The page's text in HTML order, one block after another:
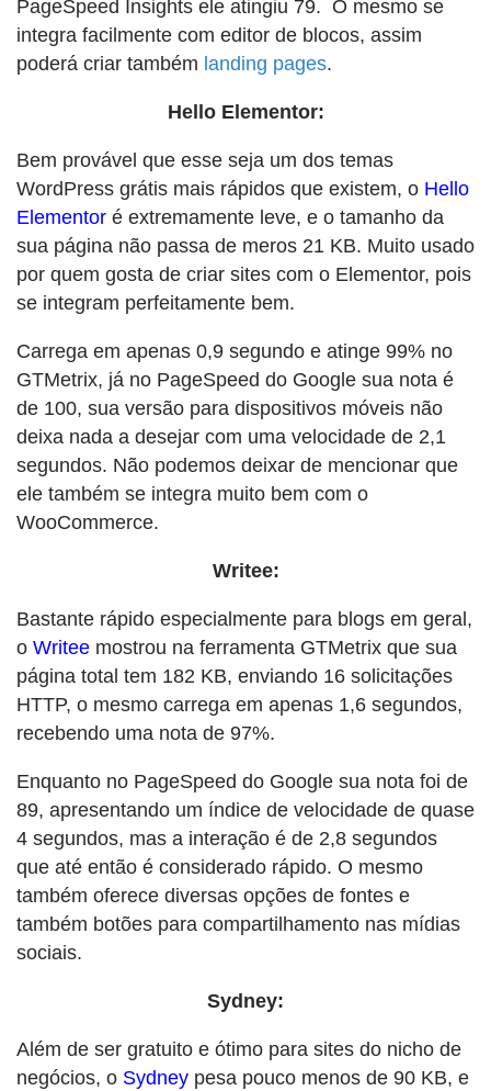
PageSpeed Insights ele atingiu 79. O mesmo se
integra facilmente com editor de blocos, assim
poderá criar também landing pages.
Hello Elementor:
Bem provável que esse seja um dos temas
WordPress grátis mais rápidos que existem, o Hello
Elementor é extremamente leve, e o tamanho da
sua página não passa de meros 21 KB. Muito usado
por quem gosta de criar sites com o Elementor, pois
se integram perfeitamente bem.
Carrega em apenas 0,9 segundo e atinge 99% no
GTMetrix, já no PageSpeed do Google sua nota é
de 100, sua versão para dispositivos móveis não
deixa nada a desejar com uma velocidade de 2,1
segundos. Não podemos deixar de mencionar que
ele também se integra muito bem com o
WooCommerce.
Writee:
Bastante rápido especialmente para blogs em geral,
o Writee mostrou na ferramenta GTMetrix que sua
página total tem 182 KB, enviando 16 solicitações
HTTP, o mesmo carrega em apenas 1,6 segundos,
recebendo uma nota de 97%.
Enquanto no PageSpeed do Google sua nota foi de
89, apresentando um índice de velocidade de quase
4 segundos, mas a interação é de 2,8 segundos
que até então é considerado rápido. O mesmo
também oferece diversas opções de fontes e
também botões para compartilhamento nas mídias
sociais.
Sydney:
Além de ser gratuito e ótimo para sites do nicho de
negócios, o Sydney pesa pouco menos de 90 KB, e